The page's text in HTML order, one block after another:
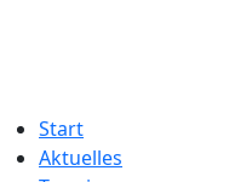
Start
Aktuelles